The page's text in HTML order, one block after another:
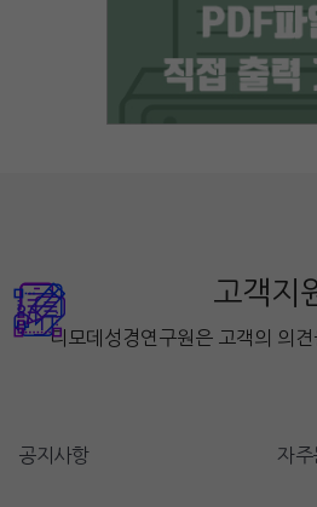
고객지
디모데성경연구원은 고객의 의
공지사항 자주